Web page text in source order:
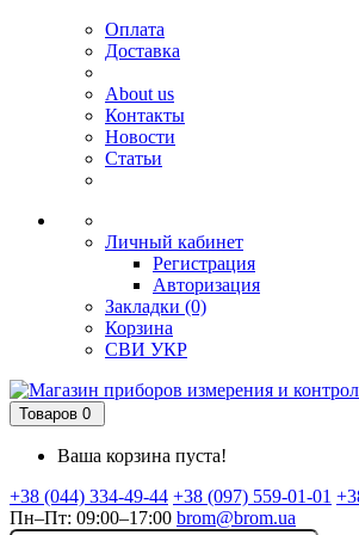
Оплата
Доставка
About us
Контакты
Новости
Статьи
Личный кабинет
Регистрация
Авторизация
Закладки (0)
Корзина
СВИ УКР
Товаров 0
Ваша корзина пуста!
+38 (044) 334-49-44 +38 (097) 559-01-01
Пн–Пт: 09:00–17:00 brom@brom.ua